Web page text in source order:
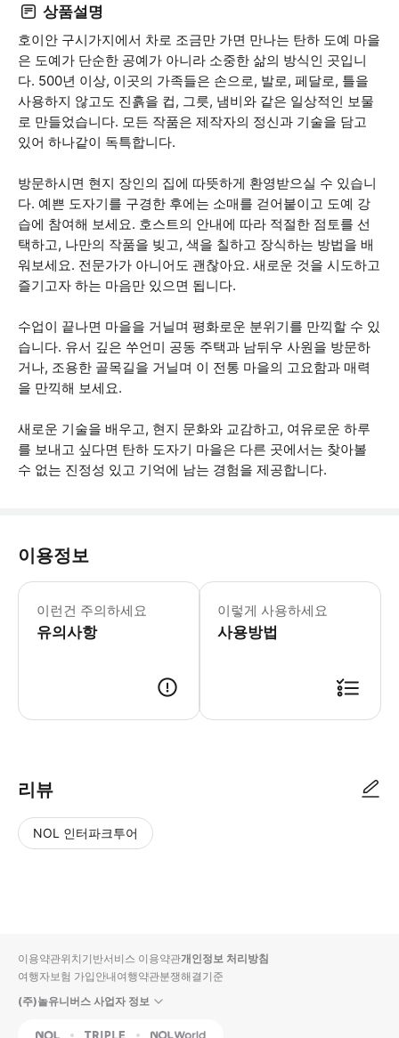
상품설명
호이안 구시가지에서 차로 조금만 가면 만나는 탄하 도예 마을
은 도예가 단순한 공예가 아니라 소중한 삶의 방식인 곳입니
다. 500년 이상, 이곳의 가족들은 손으로, 발로, 페달로, 틀을
사용하지 않고도 진흙을 컵, 그릇, 냄비와 같은 일상적인 보물
로 만들었습니다. 모든 작품은 제작자의 정신과 기술을 담고
있어 하나같이 독특합니다.
방문하시면 현지 장인의 집에 따뜻하게 환영받으실 수 있습니
다. 예쁜 도자기를 구경한 후에는 소매를 걷어붙이고 도예 강
습에 참여해 보세요. 호스트의 안내에 따라 적절한 점토를 선
택하고, 나만의 작품을 빚고, 색을 칠하고 장식하는 방법을 배
워보세요. 전문가가 아니어도 괜찮아요. 새로운 것을 시도하고
즐기고자 하는 마음만 있으면 됩니다.
수업이 끝나면 마을을 거닐며 평화로운 분위기를 만끽할 수 있
습니다. 유서 깊은 쑤언미 공동 주택과 남뒤우 사원을 방문하
거나, 조용한 골목길을 거닐며 이 전통 마을의 고요함과 매력
을 만끽해 보세요.
새로운 기술을 배우고, 현지 문화와 교감하고, 여유로운 하루
를 보내고 싶다면 탄하 도자기 마을은 다른 곳에서는 찾아볼
수 없는 진정성 있고 기억에 남는 경험을 제공합니다.
이용정보
이런건 주의하세요
유의사항
전문 도예 수업이 아닌 간단한 도예
이렇게 사용하세요
사용방법
리뷰
NOL 인터파크투어
입니
다.
순
상
이용약관위치기반서비스 이용약관개인정보 처리방침
여행자보험 가입안내여행약관분쟁해결기준
(주)놀유니버스 사업자 정보